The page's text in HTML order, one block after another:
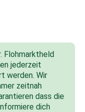
Flohmarktheld
jederzeit
werden. Wir
zeitnah
dass die
dich